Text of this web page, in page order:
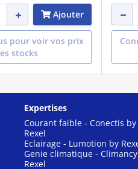
Ajouter
pour voir vos prix
stocks
Expertises
Courant faible - Conectis by
Rexel
Eclairage - Lumotion by
Genie climatique -
Rexel